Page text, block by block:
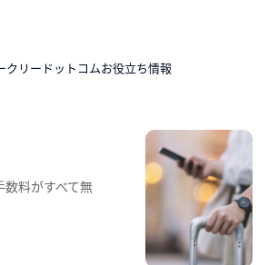
クリードットコムお役立ち情報
料がすべて無